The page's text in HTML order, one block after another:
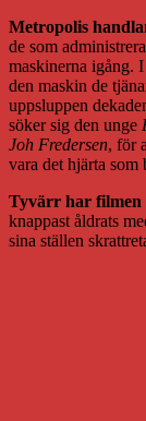
Metropolis
de som
maskinerna igång.
den maskin de
uppsluppen
söker sig den unge
Joh Fredersen, för
vara det hjärta som
Tyvärr har filmen
knappast åldrats
sina ställen